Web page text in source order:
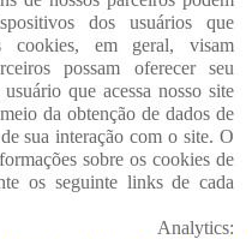
dos usuários que
cookies, em geral, visam
possam oferecer seu
que acessa nosso site
da obtenção de dados de
sua interação com o site. O
sobre os cookies de
os seguinte links de cada
Analytics: